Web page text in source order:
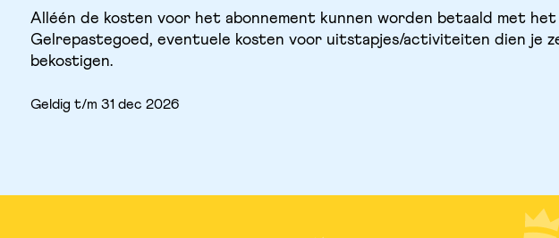
Alléén de kosten voor het abonnement kunnen worden betaald met het
Gelrepastegoed, eventuele kosten voor uitstapjes/activiteiten dien je
bekostigen.
Geldig t/m 31 dec 2026